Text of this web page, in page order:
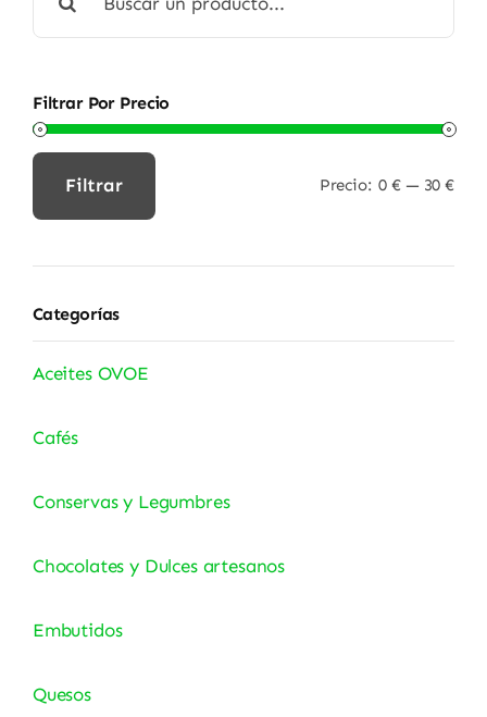
Filtrar Por Precio
Filtrar Precio: 0 € — 30 €
Categorías
Aceites OVOE
Cafés
Conservas y Legumbres
Chocolates y Dulces artesanos
Embutidos
Quesos